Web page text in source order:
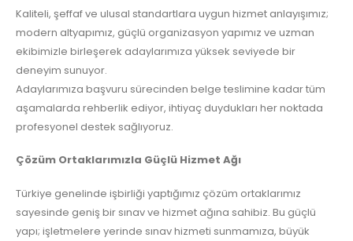
Kaliteli, şeffaf ve ulusal standartlara uygun hizmet anlayışımız;
modern altyapımız, güçlü organizasyon yapımız ve uzman
ekibimizle birleşerek adaylarımıza yüksek seviyede bir
deneyim sunuyor.
Adaylarımıza başvuru sürecinden belge teslimine kadar tüm
aşamalarda rehberlik ediyor, ihtiyaç duydukları her noktada
profesyonel destek sağlıyoruz.
Çözüm Ortaklarımızla Güçlü Hizmet Ağı
Türkiye genelinde işbirliği yaptığımız çözüm ortaklarımız
sayesinde geniş bir sınav ve hizmet ağına sahibiz. Bu güçlü
yapı; işletmelere yerinde sınav hizmeti sunmamıza, büyük